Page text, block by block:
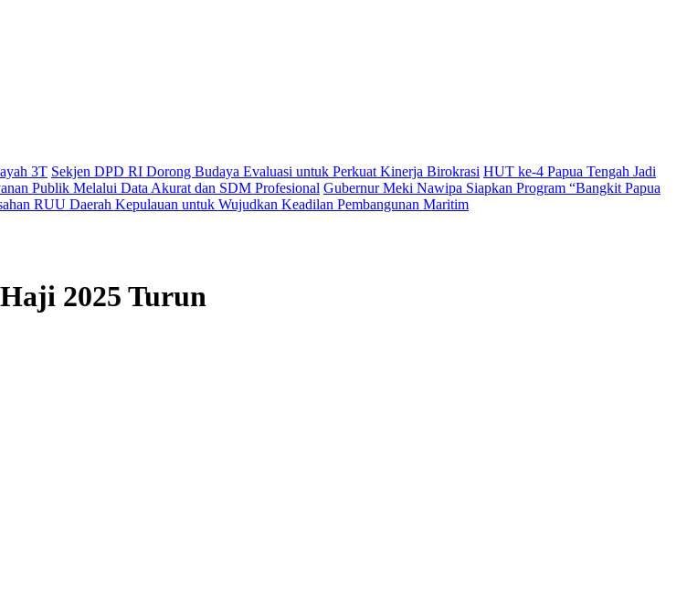
3T Sekjen DPD RI Dorong Budaya Evaluasi untuk Perkuat Kinerja Birokrasi HUT ke-4 Papua Tengah Jadi
Publik Melalui Data Akurat dan SDM Profesional Gubernur Meki Nawipa Siapkan Program “Bangkit Papua
RUU Daerah Kepulauan untuk Wujudkan Keadilan Pembangunan Maritim
2025 Turun